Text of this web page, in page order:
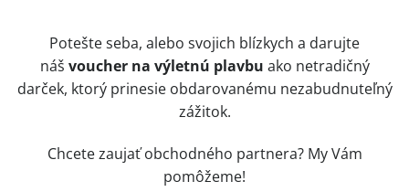
Potešte seba, alebo svojich blízkych a darujte
náš voucher na výletnú plavbu ako netradičný
darček, ktorý prinesie obdarovanému nezabudnuteľný
zážitok.
Chcete zaujať obchodného partnera? My Vám
pomôžeme!